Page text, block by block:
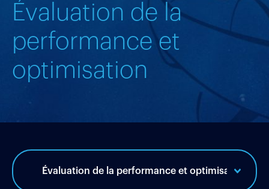
Évaluation de la
performance et
optimisation